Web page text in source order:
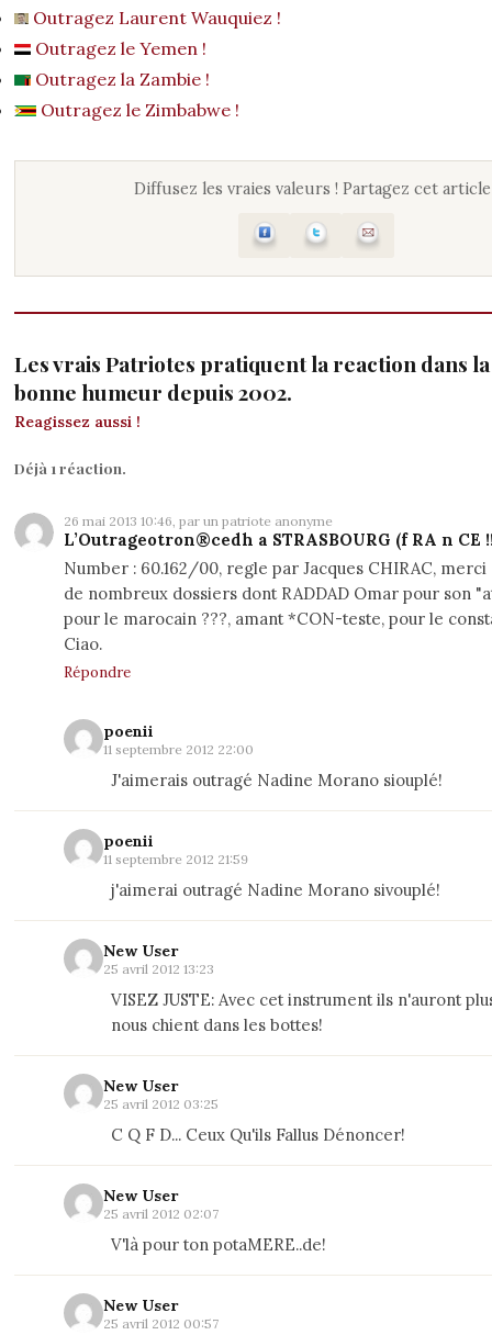
Outragez Laurent Wauquiez !
Outragez le Yemen !
Outragez la Zambie !
Outragez le Zimbabwe !
Diffusez les vraies valeurs ! Partagez cet
Les vrais Patriotes pratiquent la reaction dans
bonne humeur depuis 2002.
Reagissez aussi !
Déjà 1 réaction.
26 mai 2013 10:46, par un patriote anonyme
L’Outrageotron®cedh a STRASBOURG (f RA n CE
Number : 60.162/00, regle par Jacques CHIRAC,
de nombreux dossiers dont RADDAD Omar pour son
pour le marocain ???, amant *CON-teste, pour le
Ciao.
Répondre
poenii
11 septembre 2012 22:00
J'aimerais outragé Nadine Morano siouplé!
poenii
11 septembre 2012 21:59
j'aimerai outragé Nadine Morano sivouplé!
New User
25 avril 2012 13:23
VISEZ JUSTE: Avec cet instrument ils n'auront
nous chient dans les bottes!
New User
25 avril 2012 03:25
C Q F D... Ceux Qu'ils Fallus Dénoncer!
New User
25 avril 2012 02:07
V'là pour ton potaMERE..de!
New User
25 avril 2012 00:57